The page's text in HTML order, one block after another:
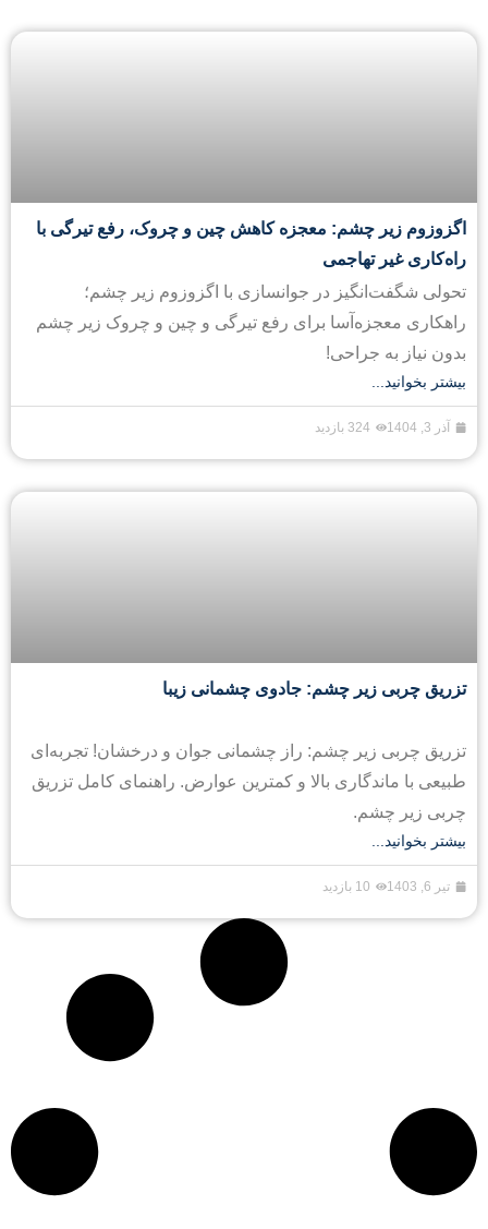
اگزوزوم زیر چشم: معجزه کاهش چین و چروک، رفع تیرگی با
راه‌کاری غیر تهاجمی
تحولی شگفت‌انگیز در جوانسازی با اگزوزوم زیر چشم؛
راهکاری معجزه‌آسا برای رفع تیرگی و چین و چروک زیر چشم
بدون نیاز به جراحی!
بیشتر بخوانید...
آذر 3, 1404 324 بازدید
تزریق چربی زیر چشم: جادوی چشمانی زیبا
تزریق چربی زیر چشم: راز چشمانی جوان و درخشان! تجربه‌ای
طبیعی با ماندگاری بالا و کمترین عوارض. راهنمای کامل تزریق
چربی زیر چشم.
بیشتر بخوانید...
تیر 6, 1403 10 بازدید